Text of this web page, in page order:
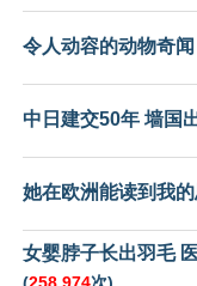
令人动容的动物奇闻
中日建交50年 墙国
她在欧洲能读到我
女婴脖子长出羽毛